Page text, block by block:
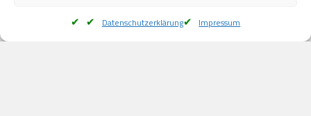
Datenschutzerklärung Impressum